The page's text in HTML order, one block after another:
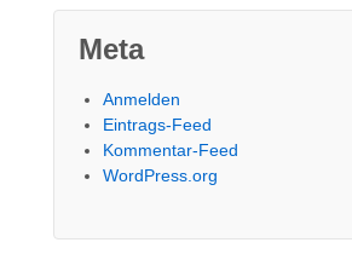
Meta
Anmelden
Eintrags-Feed
Kommentar-Feed
WordPress.org